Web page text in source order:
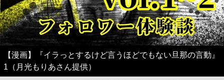
【漫画】『イラっとするけど言うほどでもない旦那の言動』
1（月光もりあさん提供）